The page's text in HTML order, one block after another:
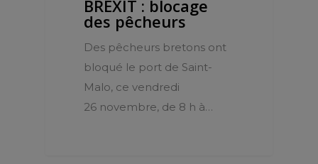
BREXIT : blocage
des pêcheurs
Des pêcheurs bretons ont
bloqué le port de Saint-
Malo, ce vendredi
26 novembre, de 8 h à…